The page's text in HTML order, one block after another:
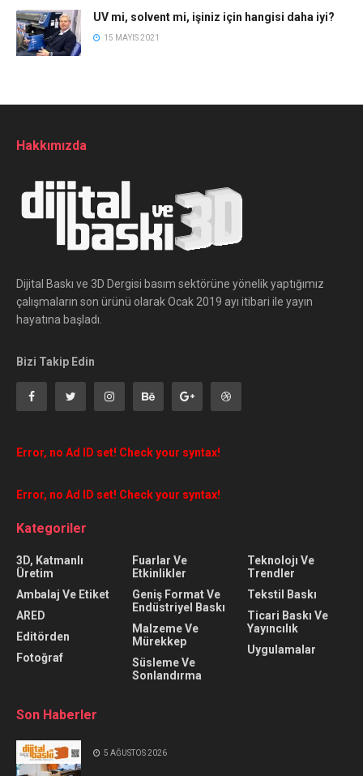
UV mi, solvent mi, işiniz için hangisi daha iyi?
15 MAYIS 2021
Hakkımızda
Dijital Baskı ve 3D Dergisi basım sektörüne yönelik yaptığımız
çalışmaların son ürünü olarak Ocak 2019 ayı itibari ile yayın
hayatına başladı.
Bizi Takip Edin
Error, no Ad ID set! Check your syntax!
Error, no Ad ID set! Check your syntax!
Kategoriler
3D, Katmanlı
Üretim
Ambalaj Ve Etiket
ARED
Editörden
Fotoğraf
Fuarlar Ve
Etkinlikler
Geniş Format Ve
Endüstriyel Baskı
Malzeme Ve
Mürekkep
Süsleme Ve
Sonlandırma
Teknolojı Ve
Trendler
Tekstil Baskı
Ticari Baskı Ve
Yayıncılık
Uygulamalar
Son Haberler
5 AĞUSTOS 2026